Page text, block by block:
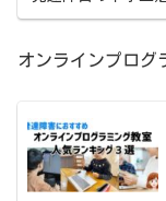
オンラインプログ